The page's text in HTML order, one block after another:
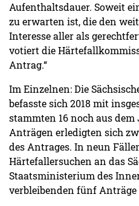
Aufenthaltsdauer. Soweit
zu erwarten ist, die den
Interesse aller als
votiert die
Antrag.“
Im Einzelnen: Die
befasste sich 2018 mit
stammten 16 noch aus dem
Anträgen erledigten sich
des Antrages. In neun
Härtefallersuchen an das
Staatsministerium des
verbleibenden fünf Anträge